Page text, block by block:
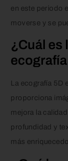
en este periodo
moverse y se
¿Cuál es
La ecografía 5D
proporciona
mejora la
profundidad y
más